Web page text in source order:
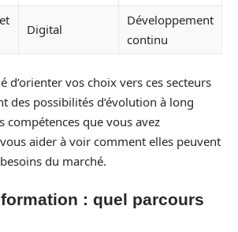
Digital
Développement
continu
d’orienter vos choix vers ces secteurs
des possibilités d’évolution à long
compétences que vous avez
aider à voir comment elles peuvent
du marché.
: quel parcours